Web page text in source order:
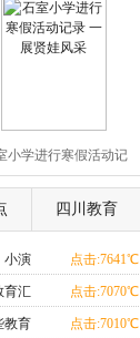
我为小书架添新书”活
小学进行寒假活动记
录 一展贤娃风采
四川教育
小演
点击:7641℃
育汇
点击:7070℃
教育
点击:7010℃